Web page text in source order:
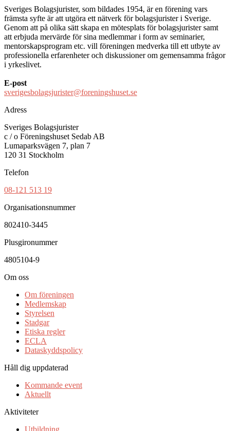
Sveriges Bolagsjurister, som bildades 1954, är en förening vars
främsta syfte är att utgöra ett nätverk för bolagsjurister i Sverige.
Genom att på olika sätt skapa en mötesplats för bolagsjurister samt
att erbjuda mervärde för sina medlemmar i form av seminarier,
mentorskapsprogram etc. vill föreningen medverka till ett utbyte av
professionella erfarenheter och diskussioner om gemensamma frågor
i yrkeslivet.
E-post
sverigesbolagsjurister@foreningshuset.se
Adress
Sveriges Bolagsjurister
c / o Föreningshuset Sedab AB
Lumaparksvägen 7, plan 7
120 31 Stockholm
Telefon
08-121 513 19
Organisationsnummer
802410-3445
Plusgironummer
4805104-9
Om oss
Om föreningen
Medlemskap
Styrelsen
Stadgar
Etiska regler
ECLA
Dataskyddspolicy
Håll dig uppdaterad
Kommande event
Aktuellt
Aktiviteter